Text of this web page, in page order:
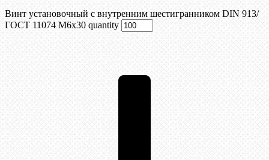
Винт установочный с внутренним шестигранником DIN 913/
ГОСТ 11074 М6x30 quantity